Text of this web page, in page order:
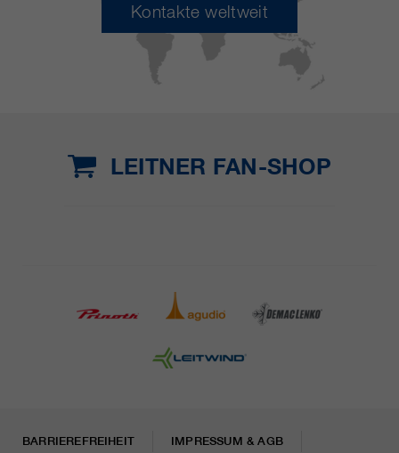
Kontakte weltweit
LEITNER FAN-SHOP
BARRIEREFREIHEIT IMPRESSUM & AGB